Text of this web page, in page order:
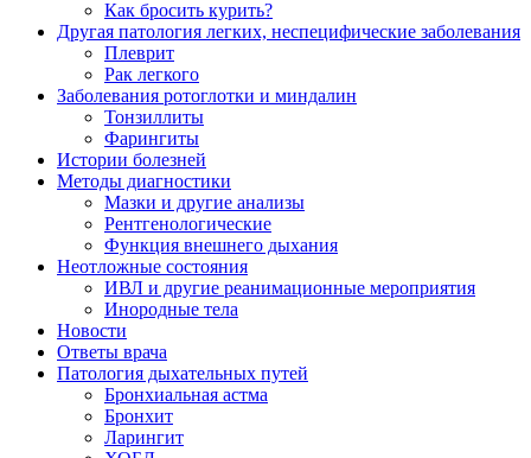
Как бросить курить?
Другая патология легких, неспецифические заболевания
Плеврит
Рак легкого
Заболевания ротоглотки и миндалин
Тонзиллиты
Фарингиты
Истории болезней
Методы диагностики
Мазки и другие анализы
Рентгенологические
Функция внешнего дыхания
Неотложные состояния
ИВЛ и другие реанимационные мероприятия
Инородные тела
Новости
Ответы врача
Патология дыхательных путей
Бронхиальная астма
Бронхит
Ларингит